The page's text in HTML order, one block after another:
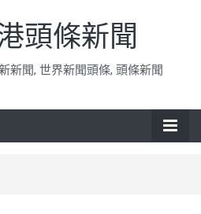
頭條新聞
新聞, 世界新聞頭條, 頭條新聞